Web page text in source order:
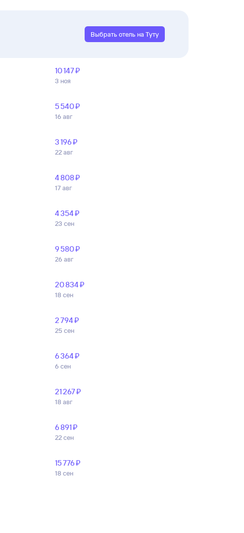
Выбрать отель на Туту
10 ⁠147 ⁠₽
3 ноя
5 ⁠540 ⁠₽
16 авг
3 ⁠196 ⁠₽
22 авг
4 ⁠808 ⁠₽
17 авг
4 ⁠354 ⁠₽
23 сен
9 ⁠580 ⁠₽
26 авг
20 ⁠834 ⁠₽
18 сен
2 ⁠794 ⁠₽
25 сен
6 ⁠364 ⁠₽
6 сен
21 ⁠267 ⁠₽
18 авг
6 ⁠891 ⁠₽
22 сен
15 ⁠776 ⁠₽
18 сен